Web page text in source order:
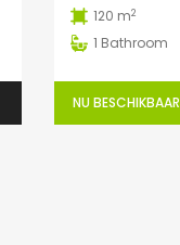
120 m2
1 Bathroom
NU BESCHIKBAAR